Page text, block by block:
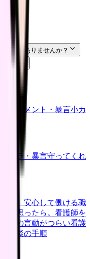
るしかありませんか？
か？
ハラスメント・暴言小カ
スハラ・暴言守ってくれ
へ。安心して働ける職
と思ったら。看護師を
先輩の言動がつらい看護
相談の手順